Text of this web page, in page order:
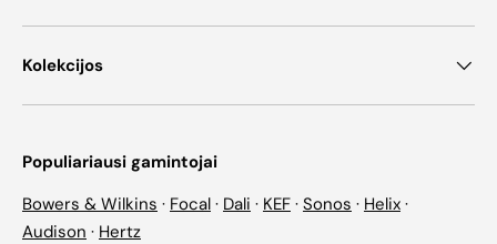
Kolekcijos
Populiariausi gamintojai
Bowers & Wilkins · Focal · Dali · KEF · Sonos · Helix ·
Audison · Hertz